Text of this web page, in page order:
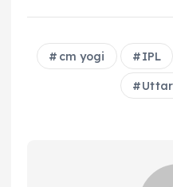
cm yogi IPL